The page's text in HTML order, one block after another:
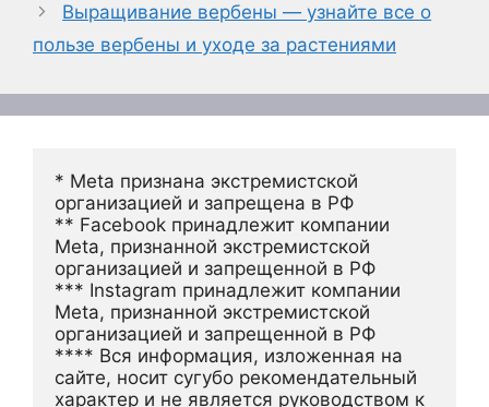
Выращивание вербены — узнайте все о
пользе вербены и уходе за растениями
* Meta признана экстремистской
организацией и запрещена в РФ
** Facebook принадлежит компании
Meta, признанной экстремистской
организацией и запрещенной в РФ
*** Instagram принадлежит компании
Meta, признанной экстремистской
организацией и запрещенной в РФ
**** Вся информация, изложенная на
сайте, носит сугубо рекомендательный
характер и не является руководством к